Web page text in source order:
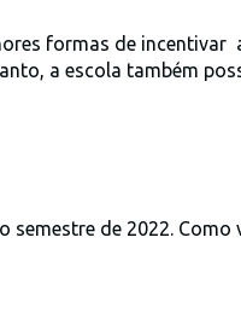
formas de
a escola também
de 2022. Como